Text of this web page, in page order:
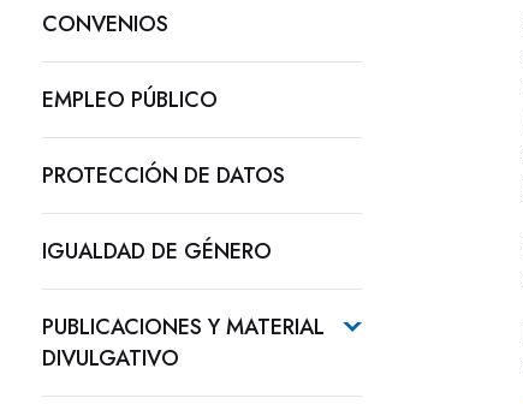
CONVENIOS
EMPLEO PÚBLICO
PROTECCIÓN DE DATOS
IGUALDAD DE GÉNERO
PUBLICACIONES Y MATERIAL
DIVULGATIVO